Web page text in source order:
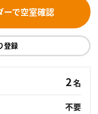
ーで空室確認
登録
2名
不要